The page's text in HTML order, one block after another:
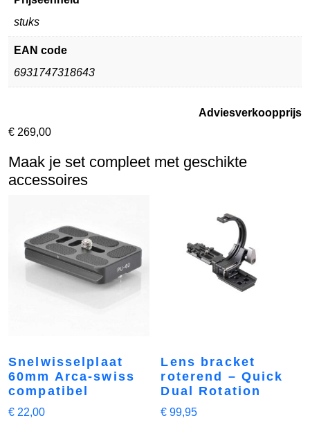
stuks
EAN code
6931747318643
Adviesverkoopprijs
€ 269,00
Maak je set compleet met geschikte
accessoires
Snelwisselplaat
60mm Arca-swiss
compatibel
€ 22,00
Lens bracket
roterend – Quick
Dual Rotation
€ 99,95